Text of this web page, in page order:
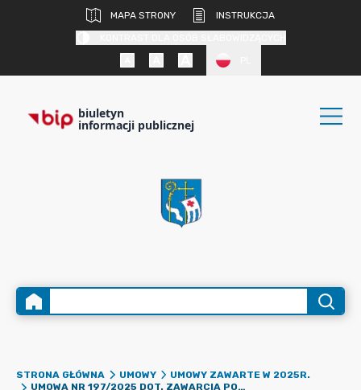
MAPA STRONY
INSTRUKCJA
biuletyn
informacji publicznej
STRONA GŁÓWNA UMOWY
UMOWY ZAWARTE W 2025R.
UMOWA NR 197/2025 DOT. ZAWARCIA POROZUMIENIA DOT. REALIZACJI DRÓG KAT. GMINNEJ JAKO DROGI DOJAZDOWE WŁĄCZAJĄCE TEREN PRZYLEGŁY DO OBWODNICY M. PUŁTUSK W CIĄGU DK NR 61, NA TERENIE M. PUŁTUSK